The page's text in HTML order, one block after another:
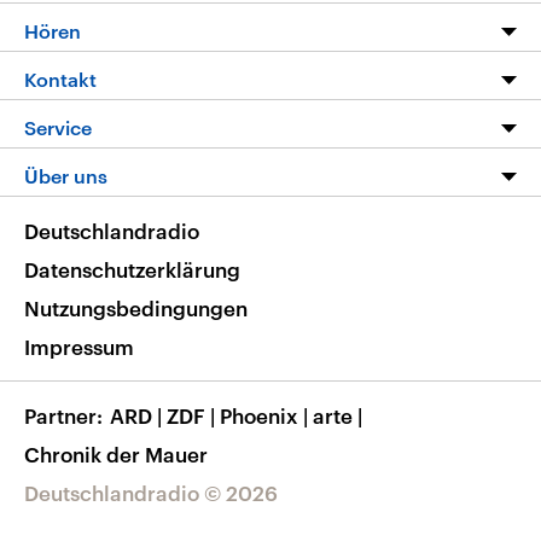
Programm
Die Nachrichten
Nachrichtenleicht
Neue Beiträge auf dlf.de
Hören
Livestream
Podcasts
Deutschlandfunk App
Nachrichten App
Frequenzen
Kontakt
Hörerservice
Service
FAQ
Veranstaltungen
Musikliste
RSS
Über uns
Barrierefreiheit
Deutschlandradio © 2026
Deutschlandradio
Datenschutzerklärung
Nutzungsbedingungen
Impressum
Partner ARD | ZDF | Phoenix | arte |
Chronik der Mauer